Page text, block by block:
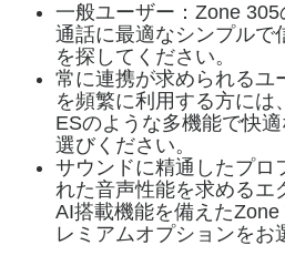
一般ユーザー：Zone
通話に最適なシンプルで
を探してください。
常に連携が求められるユ
を頻繁に利用する方には
ESのような多機能で快
選びください。
サウンドに精通したプロ
れた音声性能を求めるエ
AI搭載機能を備えた
レミアムオプションをお